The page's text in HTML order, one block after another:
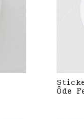
Ôde